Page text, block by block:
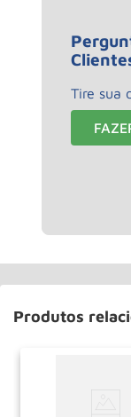
Tire sua
Produtos